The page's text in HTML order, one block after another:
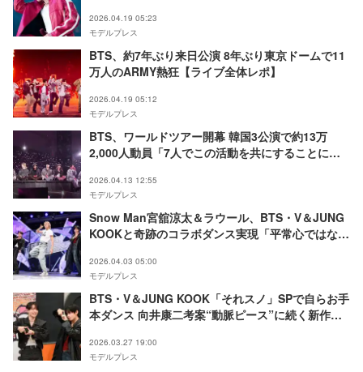
2026.04.19 05:23
モデルプレス
BTS、約7年ぶり来日公演 8年ぶり東京ドームで11
万人のARMY熱狂【ライブ全体レポ】
2026.04.19 05:12
モデルプレス
BTS、ワールドツアー開幕 韓国3公演で約13万
2,000人動員「7人でこの活動を共にすることに決
2026.04.13 12:55
モデルプレス
Snow Man宮舘涼太＆ラウール、BTS・V＆JUNG
KOOKと奇跡のコラボダンス実現「平常心ではな
2026.04.03 05:00
モデルプレス
BTS・V＆JUNG KOOK「それスノ」SPで自らお手
本ダンス 向井康二考案“動脈ピース”に続く新作ポ
2026.03.27 19:00
モデルプレス